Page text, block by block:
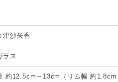
津沙矢香
ラス
約12.5cm～13cm（リム幅 約1.8cm